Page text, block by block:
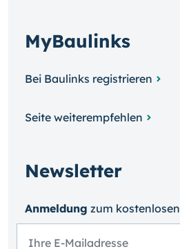
MyBaulinks
Bei Baulinks registrieren
Seite weiterempfehlen
Newsletter
Anmeldung zum kosten­losen